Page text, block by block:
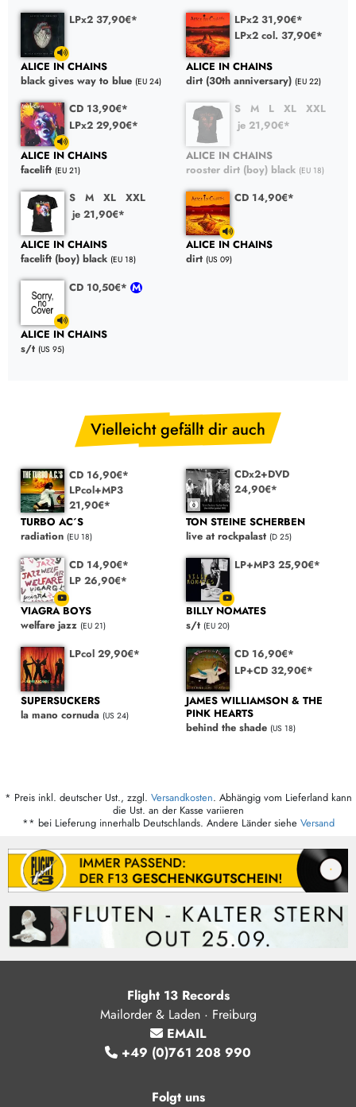
LPx2 37,90€*
ALICE IN CHAINS
black gives way to blue (EU 24)
LPx2 31,90€*
LPx2 col. 37,90€*
ALICE IN CHAINS
dirt (30th anniversary) (EU 22)
CD 13,90€*
LPx2 29,90€*
ALICE IN CHAINS
facelift (EU 21)
S M L XL
XXL
je 21,90€*
ALICE IN CHAINS
rooster dirt (boy) black (EU 18)
S M XL
XXL
je 21,90€*
ALICE IN CHAINS
facelift (boy) black (EU 18)
CD 14,90€*
ALICE IN CHAINS
dirt (US 09)
CD 10,50€*
ALICE IN CHAINS
s/t (US 95)
Vielleicht gefällt dir auch
CD 16,90€*
LPcol+MP3
21,90€*
TURBO AC´S
radiation (EU 18)
CDx2+DVD
24,90€*
TON STEINE SCHERBEN
live at rockpalast (D 25)
CD 14,90€*
LP 26,90€*
VIAGRA BOYS
welfare jazz (EU 21)
LP+MP3 25,90€*
BILLY NOMATES
s/t (EU 20)
LPcol 29,90€*
SUPERSUCKERS
la mano cornuda (US 24)
CD 16,90€*
LP+CD 32,90€*
JAMES WILLIAMSON & THE
PINK HEARTS
behind the shade (US 18)
* Preis inkl. deutscher Ust., zzgl. Versandkosten. Abhängig vom Lieferland kann
die Ust. an der Kasse variieren
** bei Lieferung innerhalb Deutschlands. Andere Länder siehe Versand
Flight 13 Records
Mailorder & Laden · Freiburg
EMAIL
+49 (0)761 208 990
Folgt uns